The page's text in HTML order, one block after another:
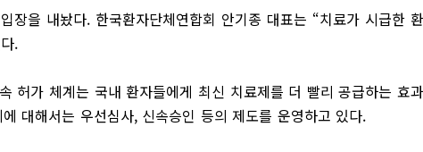
장을 내놨다. 한국환자단체연합회 안기종 대표는 “치료가 시급한
.
허가 체계는 국내 환자들에게 최신 치료제를 더 빨리 공급하는 효
대해서는 우선심사, 신속승인 등의 제도를 운영하고 있다.